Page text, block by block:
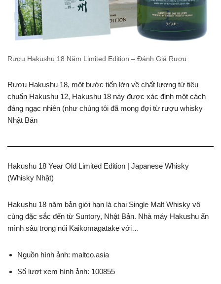
Rượu Hakushu 18 Năm Limited Edition – Đánh Giá Rượu
Rượu Hakushu 18, một bước tiến lớn về chất lượng từ tiêu
chuẩn Hakushu 12, Hakushu 18 này được xác định một cách
đáng ngạc nhiên (như chúng tôi đã mong đợi từ rượu whisky
Nhật Bản
Hakushu 18 Year Old Limited Edition | Japanese Whisky
(Whisky Nhật)
Hakushu 18 năm bản giới hạn là chai Single Malt Whisky vô
cùng đặc sắc đến từ Suntory, Nhật Bản. Nhà máy Hakushu ẩn
mình sâu trong núi Kaikomagatake với…
Nguồn hình ảnh: maltco.asia
Số lượt xem hình ảnh: 100855